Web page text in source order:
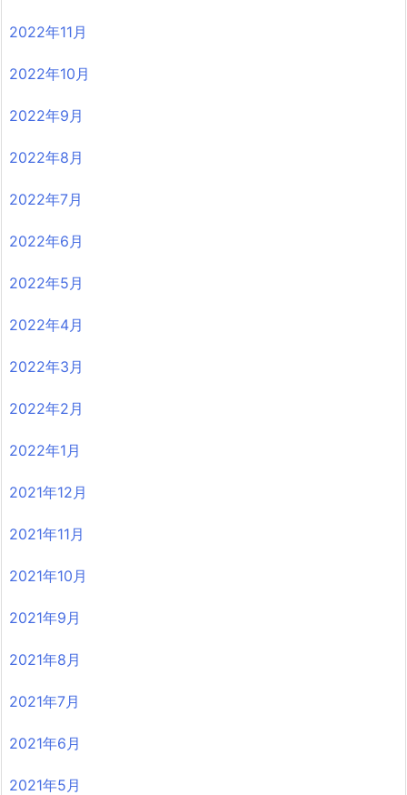
2022年11月
2022年10月
2022年9月
2022年8月
2022年7月
2022年6月
2022年5月
2022年4月
2022年3月
2022年2月
2022年1月
2021年12月
2021年11月
2021年10月
2021年9月
2021年8月
2021年7月
2021年6月
2021年5月